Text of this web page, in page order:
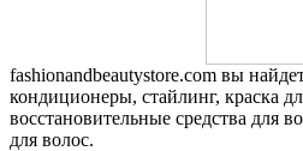
fashionandbeautystore.com вы
кондиционеры, стайлинг, краска
восстановительные средства для
для волос.